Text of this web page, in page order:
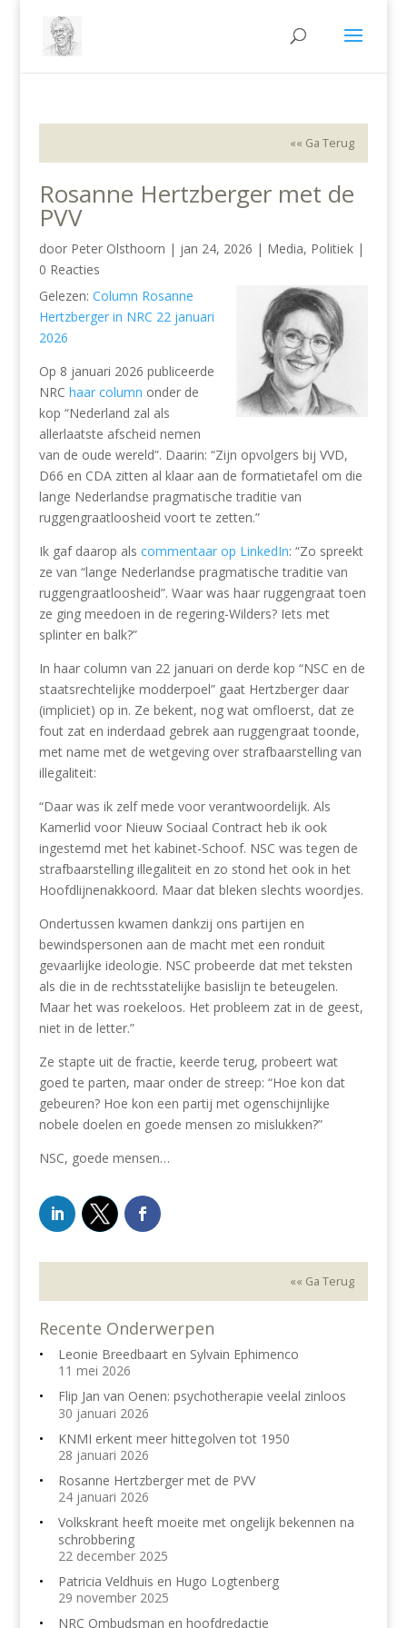
«« Ga Terug
Rosanne Hertzberger met de
PVV
door Peter Olsthoorn | jan 24, 2026 | Media, Politiek|
0 Reacties
Gelezen: Column Rosanne
Hertzberger in NRC 22 januari
2026
Op 8 januari 2026 publiceerde
NRC haar column onder de
kop “Nederland zal als
allerlaatste afscheid nemen
van de oude wereld”. Daarin: “Zijn opvolgers bij VVD,
D66 en CDA zitten al klaar aan de formatietafel om die
lange Nederlandse pragmatische traditie van
ruggengraatloosheid voort te zetten.”
Ik gaf daarop als commentaar op LinkedIn: “Zo spreekt
ze van “lange Nederlandse pragmatische traditie van
ruggengraatloosheid”. Waar was haar ruggengraat toen
ze ging meedoen in de regering-Wilders? Iets met
splinter en balk?”
In haar column van 22 januari on derde kop “NSC en de
staatsrechtelijke modderpoel” gaat Hertzberger daar
(impliciet) op in. Ze bekent, nog wat omfloerst, dat ze
fout zat en inderdaad gebrek aan ruggengraat toonde,
met name met de wetgeving over strafbaarstelling van
illegaliteit:
“Daar was ik zelf mede voor verantwoordelijk. Als
Kamerlid voor Nieuw Sociaal Contract heb ik ook
ingestemd met het kabinet-Schoof. NSC was tegen de
strafbaarstelling illegaliteit en zo stond het ook in het
Hoofdlijnenakkoord. Maar dat bleken slechts woordjes.
Ondertussen kwamen dankzij ons partijen en
bewindspersonen aan de macht met een ronduit
gevaarlijke ideologie. NSC probeerde dat met teksten
als die in de rechtsstatelijke basislijn te beteugelen.
Maar het was roekeloos. Het probleem zat in de geest,
niet in de letter.”
Ze stapte uit de fractie, keerde terug, probeert wat
goed te parten, maar onder de streep: “Hoe kon dat
gebeuren? Hoe kon een partij met ogenschijnlijke
nobele doelen en goede mensen zo mislukken?”
NSC, goede mensen…
«« Ga Terug
Recente Onderwerpen
Leonie Breedbaart en Sylvain Ephimenco
11 mei 2026
Flip Jan van Oenen: psychotherapie veelal zinloos
30 januari 2026
KNMI erkent meer hittegolven tot 1950
28 januari 2026
Rosanne Hertzberger met de PVV
24 januari 2026
Volkskrant heeft moeite met ongelijk bekennen na
schrobbering
22 december 2025
Patricia Veldhuis en Hugo Logtenberg
29 november 2025
NRC Ombudsman en hoofdredactie